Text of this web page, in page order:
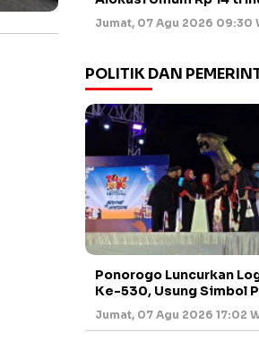
Jumat, 07 Agu 2026 09:30
POLITIK DAN
Ponorogo Luncurkan
Ke-530, Usung Simbol
Jumat, 07 Agu 2026 17:02